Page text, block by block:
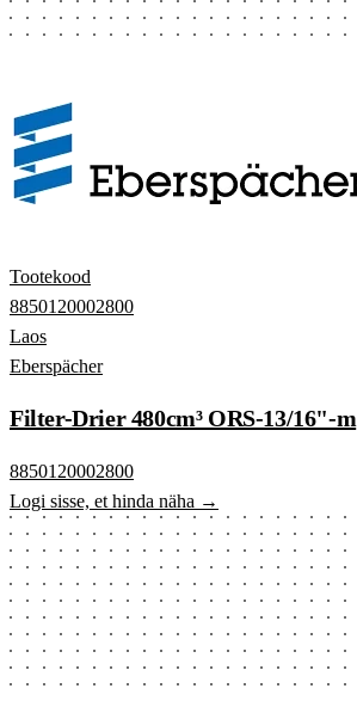
Tootekood
8850120002800
Laos
Eberspächer
Filter-Drier 480cm³ ORS-13/16"-m
8850120002800
Logi sisse, et hinda näha →